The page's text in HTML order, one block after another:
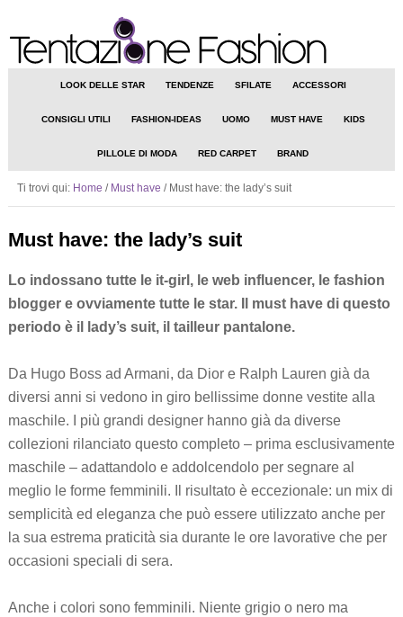
LOOK DELLE STAR TENDENZE SFILATE ACCESSORI
CONSIGLI UTILI FASHION-IDEAS UOMO MUST HAVE KIDS
PILLOLE DI MODA RED CARPET BRAND
Ti trovi qui: Home / Must have /Must have: the lady’s suit
Must have: the lady’s suit
Lo indossano tutte le it-girl, le web influencer, le fashion
blogger e ovviamente tutte le star. Il must have di questo
periodo è il lady’s suit, il tailleur pantalone.
Da Hugo Boss ad Armani, da Dior e Ralph Lauren già da
diversi anni si vedono in giro bellissime donne vestite alla
maschile. I più grandi designer hanno già da diverse
collezioni rilanciato questo completo – prima esclusivamente
maschile – adattandolo e addolcendolo per segnare al
meglio le forme femminili. Il risultato è eccezionale: un mix di
semplicità ed eleganza che può essere utilizzato anche per
la sua estrema praticità sia durante le ore lavorative che per
occasioni speciali di sera.
Anche i colori sono femminili. Niente grigio o nero ma